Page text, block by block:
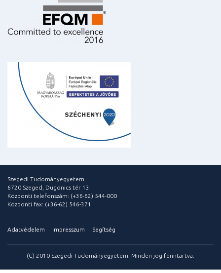
Szegedi Tudományegyetem
6720 Szeged, Dugonics tér 13.
Központi telefonszám: (+36-62) 544-000
Központi fax: (+36-62) 546-371
Adatvédelem Impresszum Segítség
(C) 2010 Szegedi Tudományegyetem. Minden jog fenntartva.